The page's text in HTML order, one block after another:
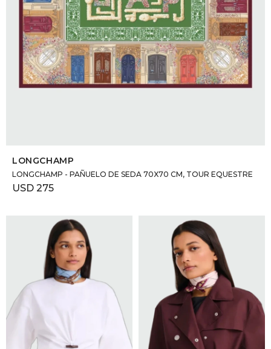
LONGCHAMP
LONGCHAMP - PAÑUELO DE SEDA 70X70 CM, TOUR EQUESTRE
USD 275